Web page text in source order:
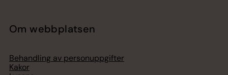
Om webbplatsen
Behandling av personuppgifter
Kakor